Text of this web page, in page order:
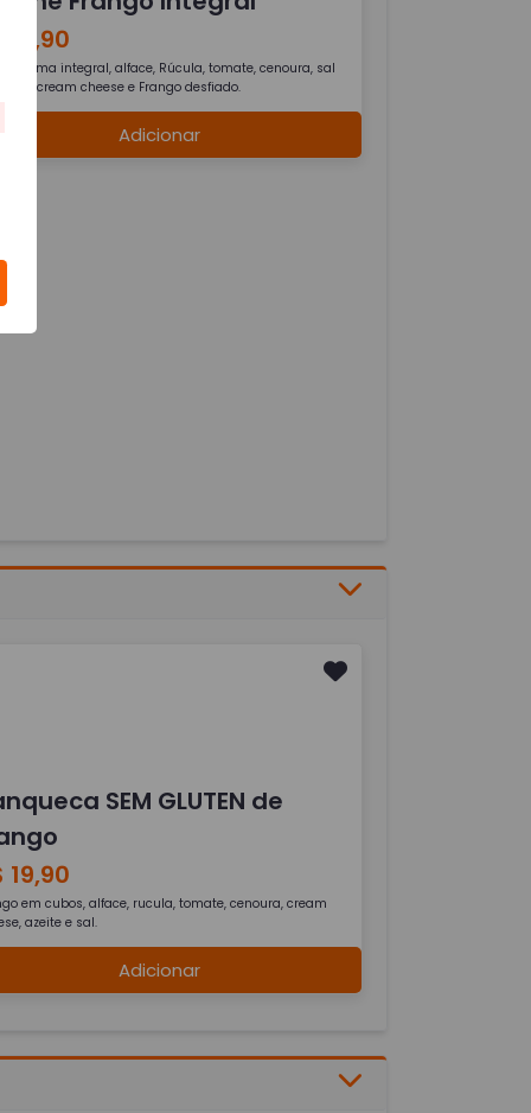
17,90
de forma integral, alface, Rúcula, tomate, cenoura, sal
e cream cheese e Frango desfiado.
Adicionar
SEM GLUTEN de
19,90
em cubos, alface, rucula, tomate, cenoura, cream
azeite e sal.
Adicionar